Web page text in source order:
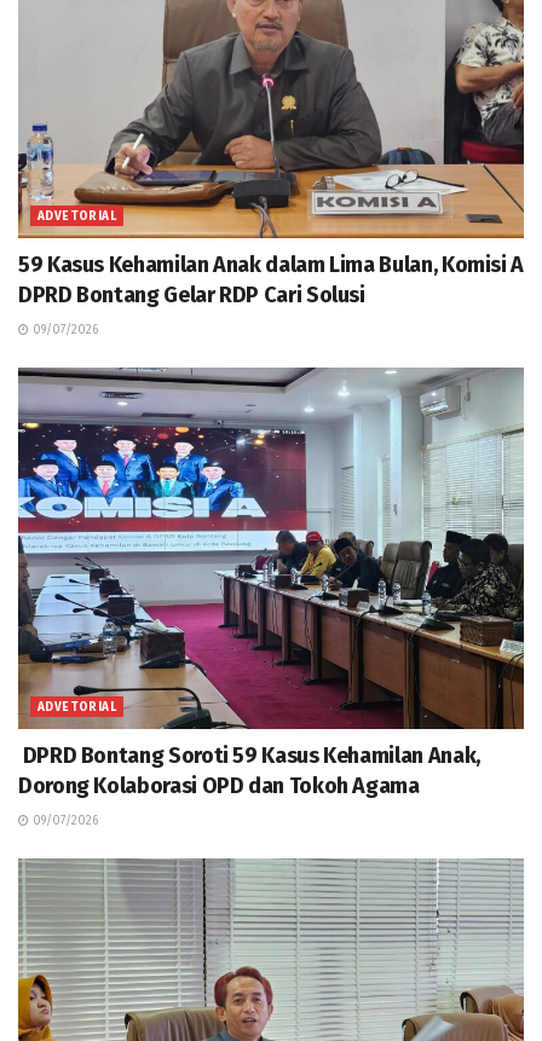
ADVETORIAL
59 Kasus Kehamilan Anak dalam Lima Bulan, Komisi A
DPRD Bontang Gelar RDP Cari Solusi
09/07/2026
ADVETORIAL
DPRD Bontang Soroti 59 Kasus Kehamilan Anak,
Dorong Kolaborasi OPD dan Tokoh Agama
09/07/2026